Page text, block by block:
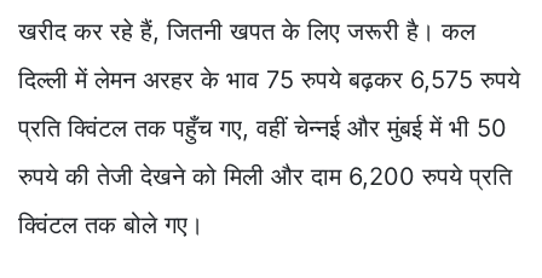
खरीद कर रहे हैं, जितनी खपत के लिए जरूरी है। कल
दिल्ली में लेमन अरहर के भाव 75 रुपये बढ़कर 6,575 रुपये
प्रति क्विंटल तक पहुँच गए, वहीं चेन्नई और मुंबई में भी 50
रुपये की तेजी देखने को मिली और दाम 6,200 रुपये प्रति
क्विंटल तक बोले गए।